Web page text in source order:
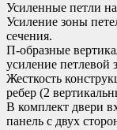
Усиленные петли
Усиление зоны
сечения.
П-образные
усиление петлевой
Жесткость
ребер (2
В комплект двери
панель с двух